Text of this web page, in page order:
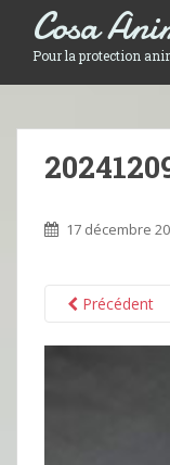
Cosa
Pour la protection
17 décembre
Précédent